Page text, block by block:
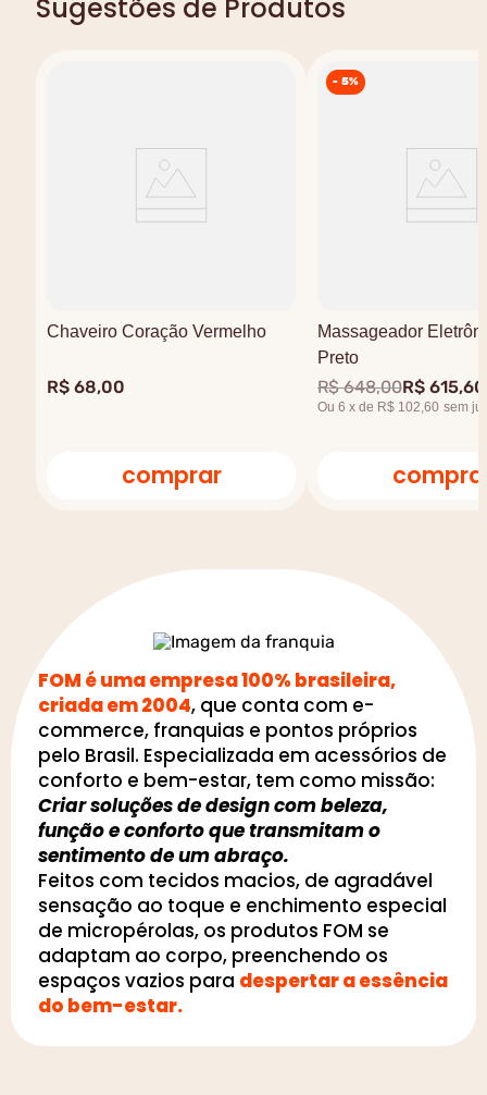
Sugestões de Produtos
Chaveiro Coração Vermelho
R$ 68,00
comprar
- 5%
Massageador
Preto
R$ 648,00R$ 615,60
Ou 6 x de R$ 102,60 sem
FOM é uma empresa 100% brasileira,
criada em 2004, que conta com e-
commerce, franquias e pontos próprios
pelo Brasil. Especializada em acessórios de
conforto e bem-estar, tem como missão:
Criar soluções de design com beleza,
função e conforto que transmitam o
sentimento de um abraço.
Feitos com tecidos macios, de agradável
sensação ao toque e enchimento especial
de micropérolas, os produtos FOM se
adaptam ao corpo, preenchendo os
espaços vazios para despertar a essência
do bem-estar.